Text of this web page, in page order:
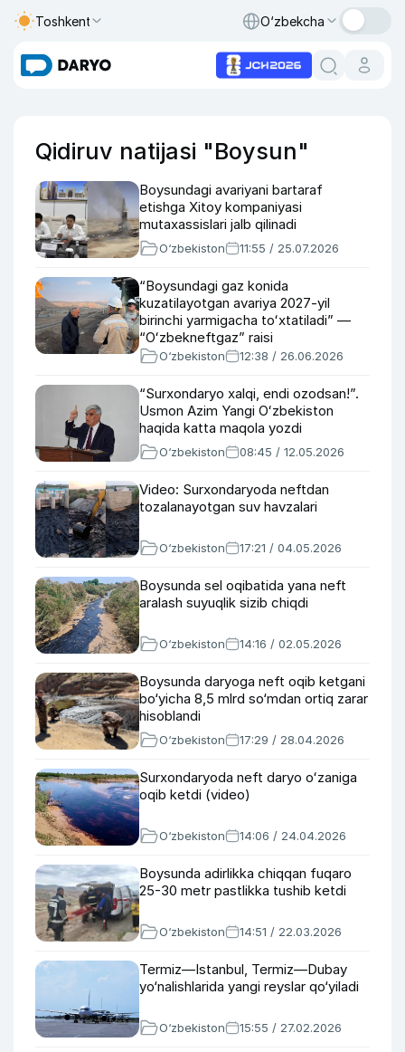
Toshkent O‘zbekcha
Qidiruv natijasi "Boysun"
Boysundagi avariyani bartaraf
etishga Xitoy kompaniyasi
mutaxassislari jalb qilinadi
O‘zbekiston 11:55 / 25.07.2026
“Boysundagi gaz konida
kuzatilayotgan avariya 2027-yil
birinchi yarmigacha toʻxtatiladi” —
“Oʻzbekneftgaz” raisi
O‘zbekiston 12:38 / 26.06.2026
“Surxondaryo xalqi, endi ozodsan!”.
Usmon Azim Yangi Oʻzbekiston
haqida katta maqola yozdi
O‘zbekiston 08:45 / 12.05.2026
Video: Surxondaryoda neftdan
tozalanayotgan suv havzalari
O‘zbekiston 17:21 / 04.05.2026
Boysunda sel oqibatida yana neft
aralash suyuqlik sizib chiqdi
O‘zbekiston 14:16 / 02.05.2026
Boysunda daryoga neft oqib ketgani
bo‘yicha 8,5 mlrd so‘mdan ortiq zarar
hisoblandi
O‘zbekiston 17:29 / 28.04.2026
Surxondaryoda neft daryo oʻzaniga
oqib ketdi (video)
O‘zbekiston 14:06 / 24.04.2026
Boysunda adirlikka chiqqan fuqaro
25-30 metr pastlikka tushib ketdi
O‘zbekiston 14:51 / 22.03.2026
Termiz—Istanbul, Termiz—Dubay
yo‘nalishlarida yangi reyslar qo‘yiladi
O‘zbekiston 15:55 / 27.02.2026